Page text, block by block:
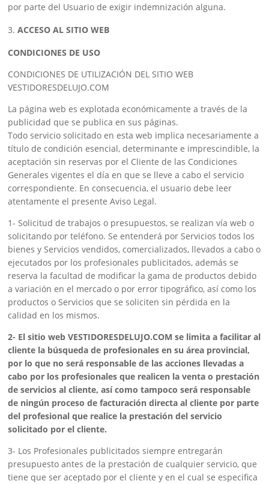
por parte del Usuario de exigir indemnización alguna.
ACCESO AL SITIO WEB
CONDICIONES DE USO
CONDICIONES DE UTILIZACIÓN DEL SITIO WEB
VESTIDORESDELUJO.COM
La página web es explotada económicamente a través de la
publicidad que se publica en sus páginas.
Todo servicio solicitado en esta web implica necesariamente a
título de condición esencial, determinante e imprescindible, la
aceptación sin reservas por el Cliente de las Condiciones
Generales vigentes el día en que se lleve a cabo el servicio
correspondiente. En consecuencia, el usuario debe leer
atentamente el presente Aviso Legal.
1- Solicitud de trabajos o presupuestos, se realizan vía web o
solicitando por teléfono. Se entenderá por Servicios todos los
bienes y Servicios vendidos, comercializados, llevados a cabo o
ejecutados por los profesionales publicitados, además se
reserva la facultad de modificar la gama de productos debido
a variación en el mercado o por error tipográfico, así como los
productos o Servicios que se soliciten sin pérdida en la
calidad en los mismos.
2- El sitio web VESTIDORESDELUJO.COM se limita a facilitar al
cliente la búsqueda de profesionales en su área provincial,
por lo que no será responsable de las acciones llevadas a
cabo por los profesionales que realicen la venta o prestación
de servicios al cliente, así como tampoco será responsable
de ningún proceso de facturación directa al cliente por parte
del profesional que realice la prestación del servicio
solicitado por el cliente.
3- Los Profesionales publicitados siempre entregarán
presupuesto antes de la prestación de cualquier servicio, que
tiene que ser aceptado por el cliente y en el cual se especifica